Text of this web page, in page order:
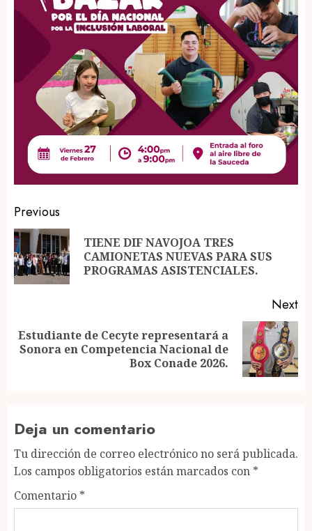
Post
navigation
Previous
TIENE DIF NAVOJOA TRES
CAMIONETAS NUEVAS PARA SUS
PROGRAMAS ASISTENCIALES.
Next
Next
Estudiante de Cecyte representará a
Sonora en Competencia Nacional de
Box Conade 2026.
Deja un comentario
Tu dirección de correo electrónico no será publicada.
Los campos obligatorios están marcados con *
Comentario *